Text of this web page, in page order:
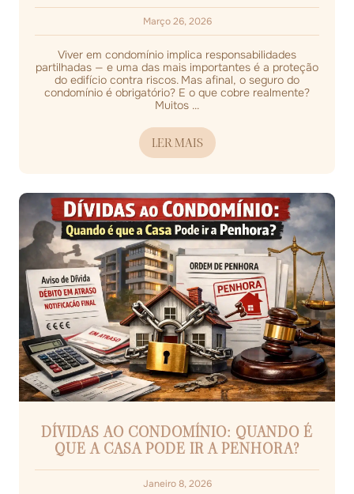
Março 26, 2026
Viver em condomínio implica responsabilidades
partilhadas — e uma das mais importantes é a proteção
do edifício contra riscos. Mas afinal, o seguro do
condomínio é obrigatório? E o que cobre realmente?
Muitos ...
LER MAIS
DÍVIDAS AO CONDOMÍNIO: QUANDO É
QUE A CASA PODE IR A PENHORA?
Janeiro 8, 2026